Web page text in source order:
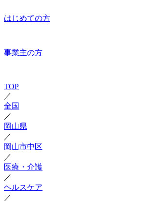
はじめての方
事業主の方
TOP
／
全国
／
岡山県
／
岡山市中区
／
医療・介護
／
ヘルスケア
／